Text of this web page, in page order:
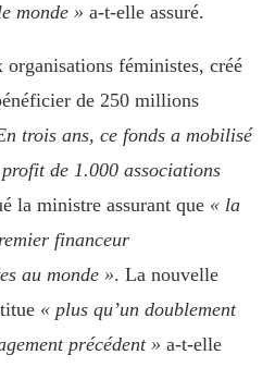
monde » a-t-elle assuré.
organisations féministes, créé
de 250 millions
trois ans, ce fonds a mobilisé
de 1.000 associations
la ministre assurant que « la
financeur
au monde ». La nouvelle
« plus qu’un doublement
précédent » a-t-elle